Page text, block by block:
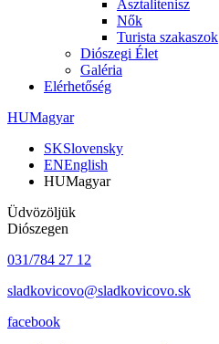
Asztalitenisz
Nők
Turista szakaszok
Diószegi Élet
Galéria
Elérhetőség
HUMagyar
SKSlovensky
ENEnglish
HUMagyar
Üdvözöljük
Diószegen
031/784 27 12
sladkovicovo@sladkovicovo.sk
facebook